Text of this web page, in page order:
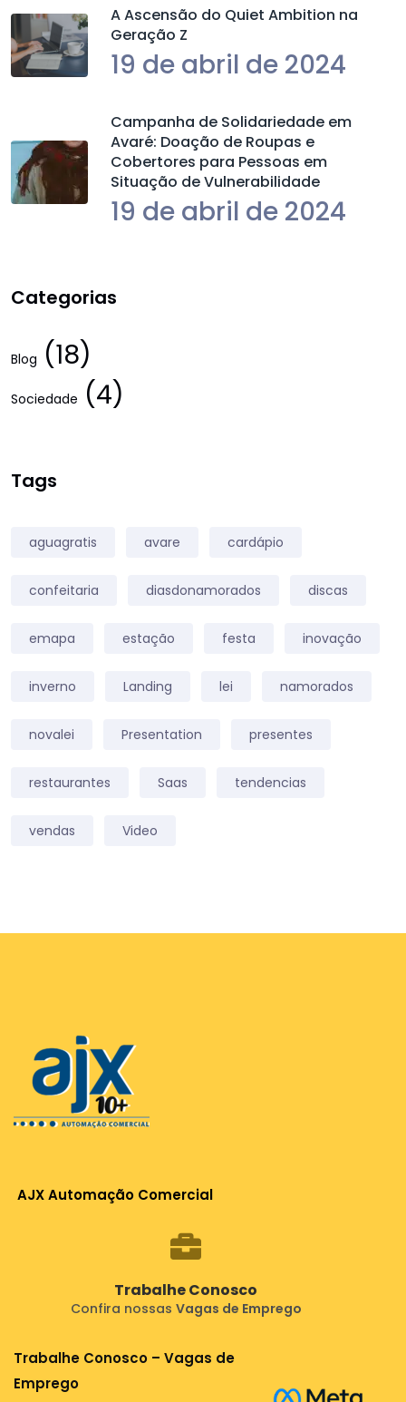
A Ascensão do Quiet Ambition na
Geração Z
19 de abril de 2024
Campanha de Solidariedade em
Avaré: Doação de Roupas e
Cobertores para Pessoas em
Situação de Vulnerabilidade
19 de abril de 2024
Categorias
Blog (18)
Sociedade (4)
Tags
aguagratis avare cardápio
confeitaria diasdonamorados discas
emapa estação festa inovação
inverno Landing lei namorados
novalei Presentation presentes
restaurantes Saas tendencias
vendas Video
AJX Automação Comercial
Trabalhe Conosco
Confira nossas Vagas de Emprego
Trabalhe Conosco – Vagas de
Emprego